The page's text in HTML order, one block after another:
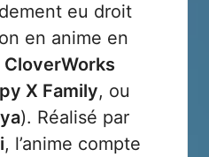
eu droit
en anime en
CloverWorks
X Family, ou
). Réalisé par
, l’anime compte